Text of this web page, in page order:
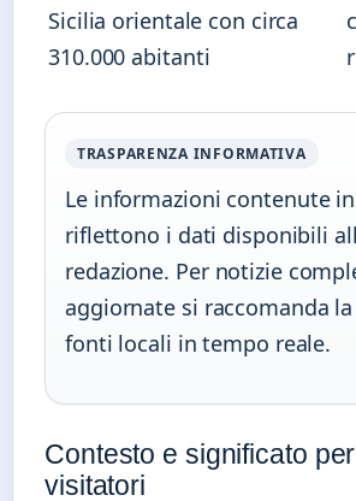
Sicilia orientale con circa
310.000 abitanti
TRASPARENZA INFORMATIVA
Le informazioni contenute
riflettono i dati disponibili
redazione. Per notizie
aggiornate si raccomanda
fonti locali in tempo reale.
Contesto e significato
visitatori